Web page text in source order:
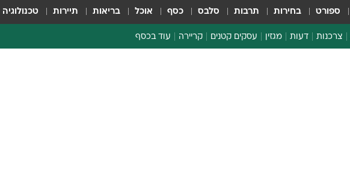
ספורט בחירות תרבות סלבס כסף אוכל בריאות תיירות טכנולוגיה
צרכנות דעות מגזין עסקים קטנים קריירה עוד בכסף